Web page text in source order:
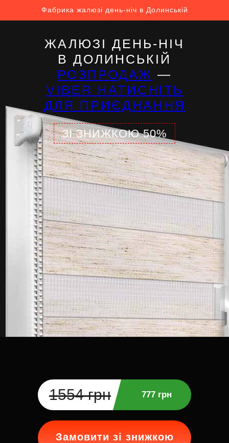
Фабрика жалюзі день-ніч в Долинській
ЖАЛЮЗІ ДЕНЬ-НІЧ
В ДОЛИНСЬКІЙ
РОЗПРОДАЖ —
VIBER НАТИСНІТЬ
ДЛЯ ПРИЄДНАННЯ
ЗІ ЗНИЖКОЮ 50%
1554 грн 777 грн
Замовити зі знижкою